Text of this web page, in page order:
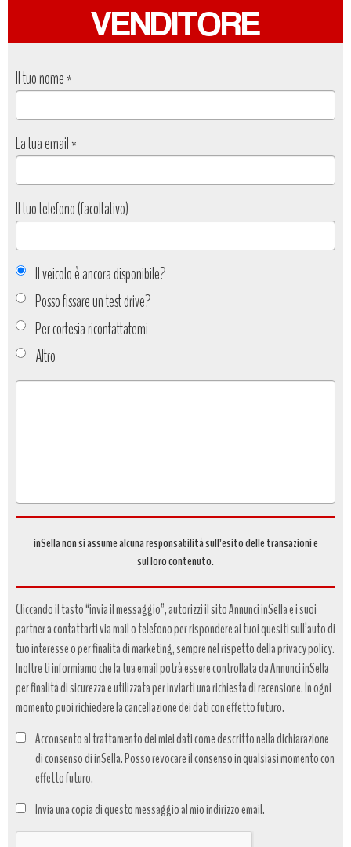
VENDITORE
Il tuo nome*
La tua email*
Il tuo telefono (facoltativo)
Il veicolo è ancora disponibile?
Posso fissare un test drive?
Per cortesia ricontattatemi
Altro
Tipo
inSella non si assume alcuna responsabilità sull’esito delle transazioni e
sul loro contenuto.
Cliccando il tasto “invia il messaggio”, autorizzi il sito Annunci inSella e i suoi
partner a contattarti via mail o telefono per rispondere ai tuoi quesiti sull’auto di
tuo interesse o per finalità di marketing, sempre nel rispetto della privacy policy.
Inoltre ti informiamo che la tua email potrà essere controllata da Annunci inSella
per finalità di sicurezza e utilizzata per inviarti una richiesta di recensione. In ogni
momento puoi richiedere la cancellazione dei dati con effetto futuro.
Acconsento al trattamento dei miei dati come descritto nella dichiarazione
di consenso di inSella. Posso revocare il consenso in qualsiasi momento con
effetto futuro.
dati
*
Invia una copia di questo messaggio al mio indirizzo email.